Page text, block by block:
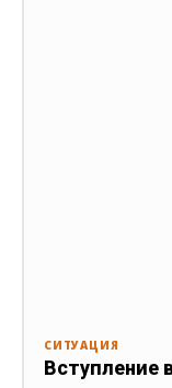
СИТУАЦИЯ
Вступление